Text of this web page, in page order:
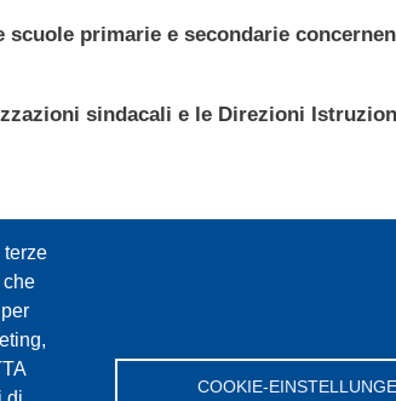
terze
che
COOKIE-
scuole primarie e secondarie
sindacali e le Direzioni
destinato ai premi di produttività
sindacali e le Rappresentanze